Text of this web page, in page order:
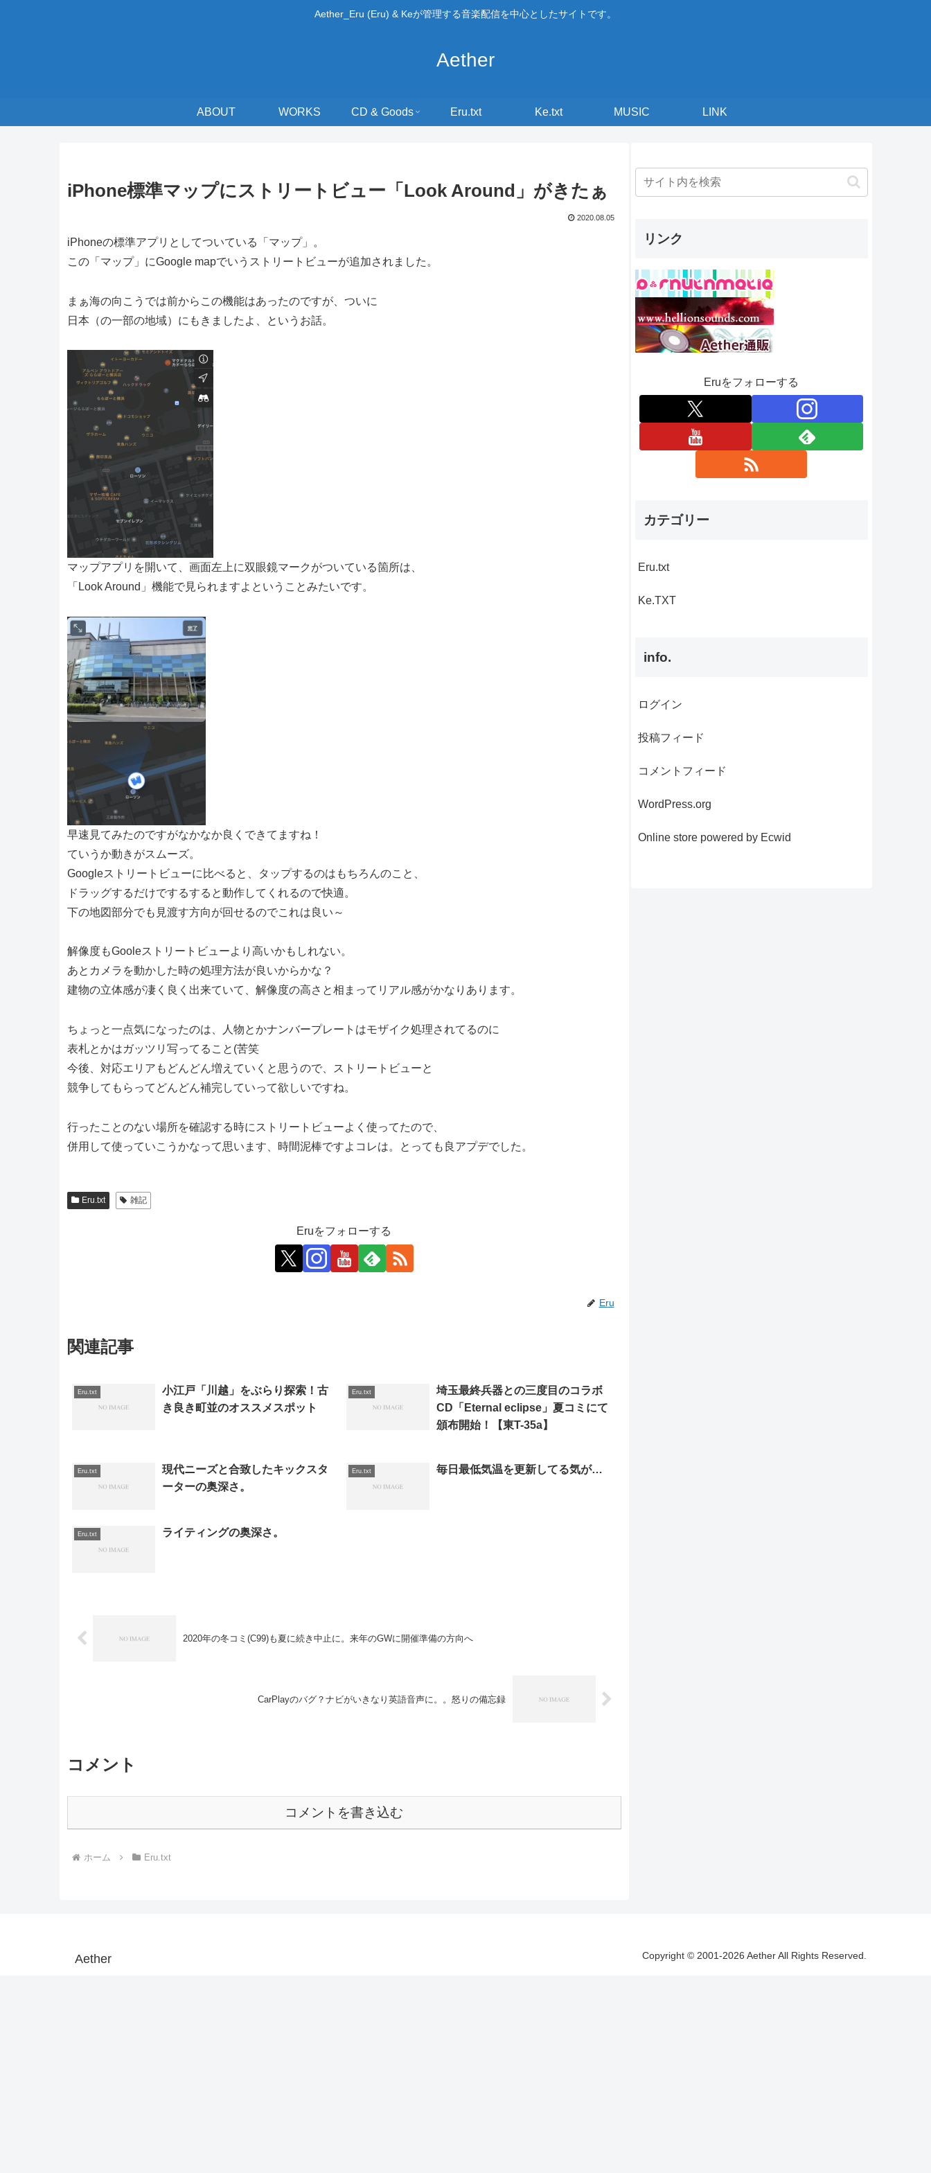
Aether_Eru (Eru) & Keが管理する音楽配信を中心としたサイトです。
Aether
ABOUT WORKS CD & Goods Eru.txt Ke.txt MUSIC LINK
iPhone標準マップにストリートビュー「Look Around」がきたぁ
2020.08.05
iPhoneの標準アプリとしてついている「マップ」。
この「マップ」にGoogle mapでいうストリートビューが追加されました。
まぁ海の向こうでは前からこの機能はあったのですが、ついに
日本（の一部の地域）にもきましたよ、というお話。
マップアプリを開いて、画面左上に双眼鏡マークがついている箇所は、
「Look Around」機能で見られますよということみたいです。
早速見てみたのですがなかなか良くできてますね！
ていうか動きがスムーズ。
Googleストリートビューに比べると、タップするのはもちろんのこと、
ドラッグするだけでするすると動作してくれるので快適。
下の地図部分でも見渡す方向が回せるのでこれは良い～
解像度もGooleストリートビューより高いかもしれない。
あとカメラを動かした時の処理方法が良いからかな？
建物の立体感が凄く良く出来ていて、解像度の高さと相まってリアル感がかなりあります。
ちょっと一点気になったのは、人物とかナンバープレートはモザイク処理されてるのに
表札とかはガッツリ写ってること(苦笑
今後、対応エリアもどんどん増えていくと思うので、ストリートビューと
競争してもらってどんどん補完していって欲しいですね。
行ったことのない場所を確認する時にストリートビューよく使ってたので、
併用して使っていこうかなって思います、時間泥棒ですよコレは。とっても良アプデでした。
Eru.txt 雑記
Eruをフォローする
Eru
関連記事
Eru.txt
小江戸「川越」をぶらり探索！古
き良き町並のオススメスポット
Eru.txt
埼玉最終兵器との三度目のコラボ
CD「Eternal eclipse」夏コミにて
頒布開始！【東T-35a】
Eru.txt
現代ニーズと合致したキックスタ
ーターの奥深さ。
Eru.txt 毎日最低気温を更新してる気が…
Eru.txt ライティングの奥深さ。
2020年の冬コミ(C99)も夏に続き中止に。来年のGWに開催準備の方向へ
CarPlayのバグ？ナビがいきなり英語音声に。。怒りの備忘録
コメント
コメントを書き込む
ホーム Eru.txt
リンク
Eruをフォローする
カテゴリー
Eru.txt
Ke.TXT
info.
ログイン
投稿フィード
コメントフィード
WordPress.org
Online store powered by Ecwid
Aether Copyright © 2001-2026 Aether All Rights Reserved.